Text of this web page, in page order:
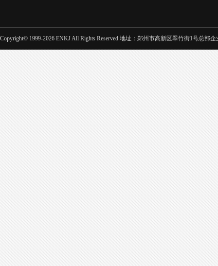
Copyright© 1999-2026 ENKJ All Rights Reserved 地址：郑州市高新区翠竹街1号